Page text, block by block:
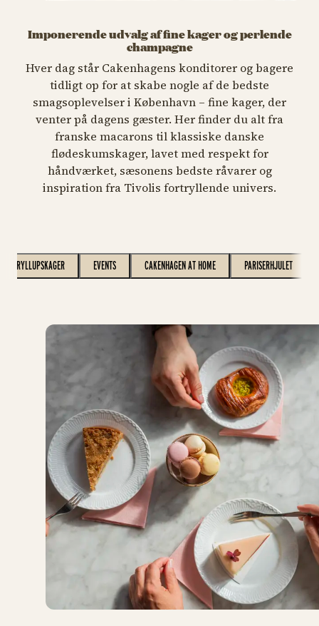
Imponerende udvalg af fine kager og perlende
champagne
Hver dag står Cakenhagens konditorer og bagere
tidligt op for at skabe nogle af de bedste
smagsoplevelser i København – fine kager, der
venter på dagens gæster. Her finder du alt fra
franske macarons til klassiske danske
flødeskumskager, lavet med respekt for
håndværket, sæsonens bedste råvarer og
inspiration fra Tivolis fortryllende univers.
BRYLLUPSKAGER EVENTS CAKENHAGEN AT HOME PARISERHJULET